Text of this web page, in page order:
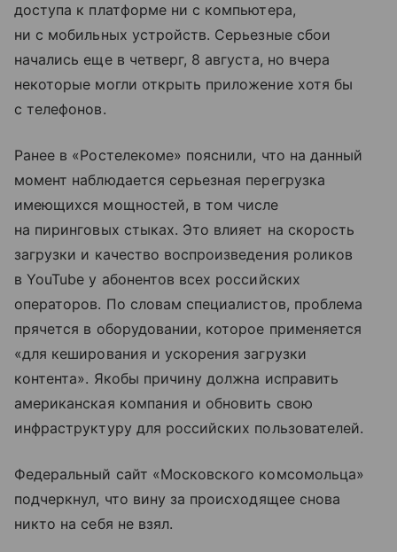
доступа к платформе ни с компьютера,
ни с мобильных устройств. Серьезные сбои
начались еще в четверг, 8 августа, но вчера
некоторые могли открыть приложение хотя бы
с телефонов.
Ранее в «Ростелекоме» пояснили, что на данный
момент наблюдается серьезная перегрузка
имеющихся мощностей, в том числе
на пиринговых стыках. Это влияет на скорость
загрузки и качество воспроизведения роликов
в YouTube у абонентов всех российских
операторов. По словам специалистов, проблема
прячется в оборудовании, которое применяется
«для кеширования и ускорения загрузки
контента». Якобы причину должна исправить
американская компания и обновить свою
инфраструктуру для российских пользователей.
Федеральный сайт «Московского комсомольца»
подчеркнул, что вину за происходящее снова
никто на себя не взял.